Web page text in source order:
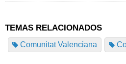
TEMAS RELACIONADOS
Comunitat Valenciana